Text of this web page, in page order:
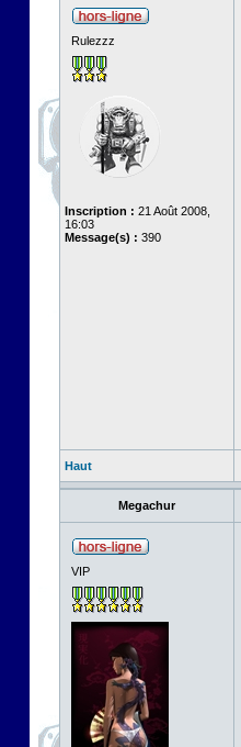
Rulezzz
Inscription : 21 Août 2008,
16:03
Message(s) : 390
Haut
Megachur
VIP